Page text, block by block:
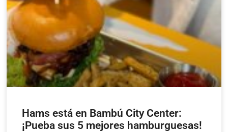
Hams está en Bambú City Center:
¡Pueba sus 5 mejores hamburguesas!